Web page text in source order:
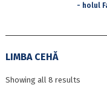
- holul
LIMBA CEHĂ
Showing all 8 resultsSorted